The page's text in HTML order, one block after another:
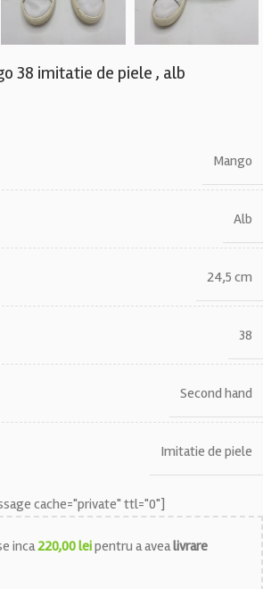
38 imitatie de piele , alb
Mango
Alb
24,5 cm
38
Second hand
Imitatie de piele
cache="private" ttl="0"]
inca220,00leipentru a avealivrare